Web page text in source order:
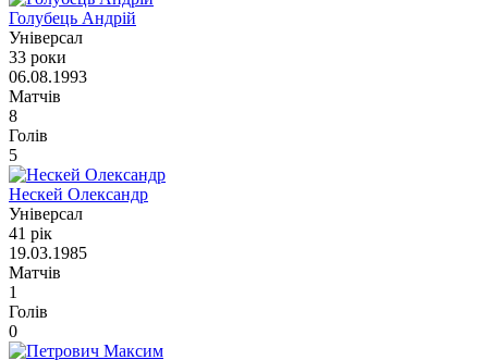
Голубець Андрій
Універсал
33 роки
06.08.1993
Матчів
8
Голів
5
Нескей Олександр
Універсал
41 рік
19.03.1985
Матчів
1
Голів
0